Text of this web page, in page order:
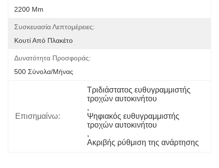
2200 Mm
Συσκευασία Λεπτομέρειες:
Κουτί Από Πλακέτο
Δυνατότητα Προσφοράς:
500 Σύνολα/μήνας
Επισημαίνω:
Τριδιάστατος ευθυγραμμιστής
τροχών αυτοκινήτου
,
Ψηφιακός ευθυγραμμιστής
τροχών αυτοκινήτου
,
Ακριβής ρύθμιση της ανάρτησης